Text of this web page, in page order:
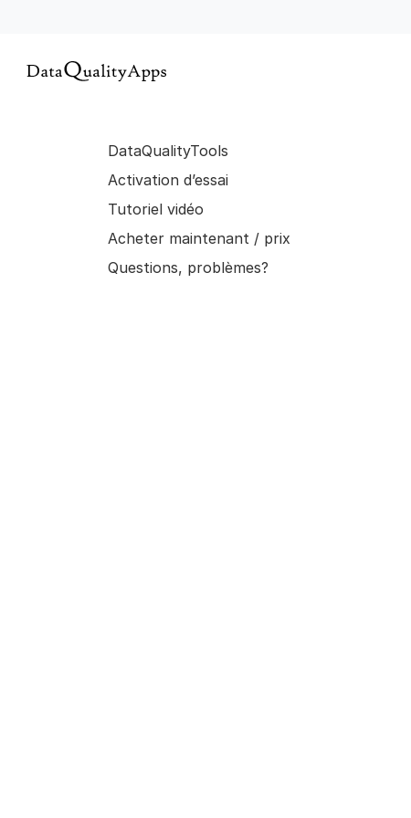
DataQualityTools
Activation d’essai
Tutoriel vidéo
Acheter maintenant / prix
Questions, problèmes?